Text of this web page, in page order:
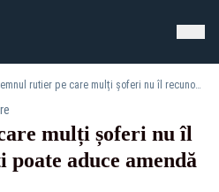
Semnul rutier pe care mulți șoferi nu îl recunosc și care îți poate aduce amendă fără să știi
mulți șoferi nu îl
poate aduce amendă